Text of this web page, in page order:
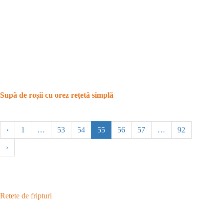
Supă de roșii cu orez rețetă simplă
‹ 1 … 53 54 55 56 57 … 92
›
Retete de fripturi